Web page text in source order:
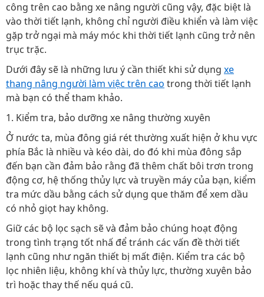
công trên cao bằng xe nâng người cũng vậy, đặc biệt là
vào thời tiết lạnh, không chỉ người điều khiển và làm việc
gặp trở ngại mà máy móc khi thời tiết lạnh cũng trở nên
trục trặc.
Dưới đây sẽ là những lưu ý cần thiết khi sử dụng xe
thang nâng người làm việc trên cao trong thời tiết lạnh
mà bạn có thể tham khảo.
1. Kiểm tra, bảo dưỡng xe nâng thường xuyên
Ở nước ta, mùa đông giá rét thường xuất hiện ở khu vực
phía Bắc là nhiều và kéo dài, do đó khi mùa đông sắp
đến bạn cần đảm bảo rằng đã thêm chất bôi trơn trong
động cơ, hệ thống thủy lực và truyền máy của bạn, kiểm
tra mức dầu bằng cách sử dụng que thăm để xem dầu
có nhỏ giọt hay không.
Giữ các bộ lọc sạch sẽ và đảm bảo chúng hoạt động
trong tình trạng tốt nhấ để tránh các vấn đề thời tiết
lạnh cũng như ngăn thiết bị mất điện. Kiểm tra các bộ
lọc nhiên liệu, không khí và thủy lực, thường xuyên bảo
trì hoặc thay thế nếu quá cũ.